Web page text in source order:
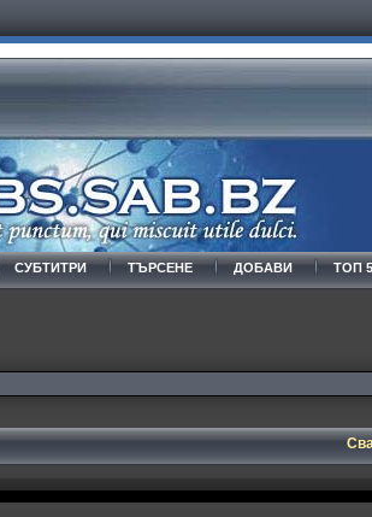
СУБТИТРИ ТЪРСЕНЕ ДОБАВИ ТОП